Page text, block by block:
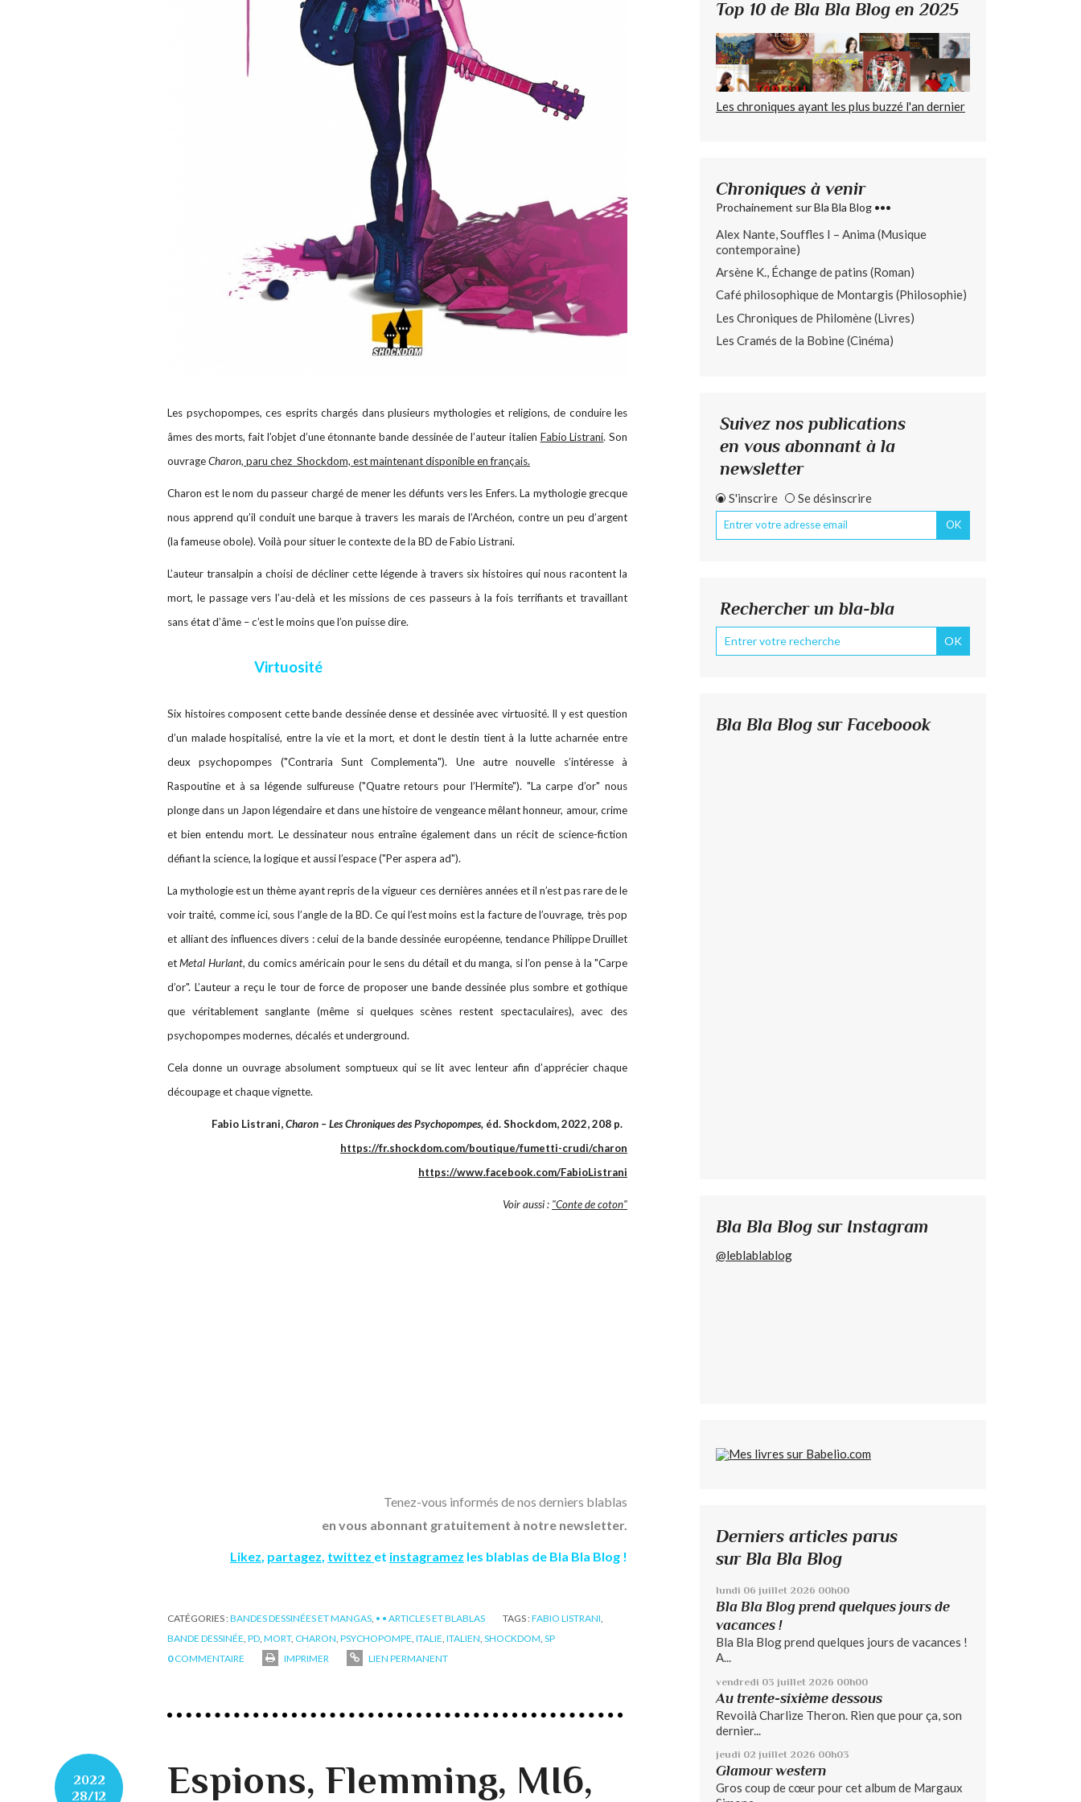
Les psychopompes, ces esprits chargés dans plusieurs mythologies et religions, de conduire les
âmes des morts, fait l’objet d’une étonnante bande dessinée de l’auteur italien Fabio Listrani. Son
ouvrageCharon, paru chez Shockdom, est maintenant disponible en français.
Charon est le nom du passeur chargé de mener les défunts vers les Enfers. La mythologie grecque
nous apprend qu’il conduit une barque à travers les marais de l’Archéon, contre un peu d’argent
(la fameuse obole). Voilà pour situer le contexte de la BD de Fabio Listrani.
L’auteur transalpin a choisi de décliner cette légende à travers six histoires qui nous racontent la
mort, le passage vers l’au-delà et les missions de ces passeurs à la fois terrifiants et travaillant
sans état d’âme – c’est le moins que l’on puisse dire.
Virtuosité
Six histoires composent cette bande dessinée dense et dessinée avec virtuosité. Il y est question
d’un malade hospitalisé, entre la vie et la mort, et dont le destin tient à la lutte acharnée entre
deux psychopompes ("Contraria Sunt Complementa"). Une autre nouvelle s’intéresse à
Raspoutine et à sa légende sulfureuse ("Quatre retours pour l’Hermite"). "La carpe d’or" nous
plonge dans un Japon légendaire et dans une histoire de vengeance mêlant honneur, amour, crime
et bien entendu mort. Le dessinateur nous entraîne également dans un récit de science-fiction
défiant la science, la logique et aussi l’espace ("Per aspera ad").
La mythologie est un thème ayant repris de la vigueur ces dernières années et il n’est pas rare de le
voir traité, comme ici, sous l’angle de la BD. Ce qui l’est moins est la facture de l’ouvrage, très pop
et alliant des influences divers : celui de la bande dessinée européenne, tendance Philippe Druillet
etMetal Hurlant, du comics américain pour le sens du détail et du manga, si l’on pense à la "Carpe
d’or". L’auteur a reçu le tour de force de proposer une bande dessinée plus sombre et gothique
que véritablement sanglante (même si quelques scènes restent spectaculaires), avec des
psychopompes modernes, décalés et underground.
Cela donne un ouvrage absolument somptueux qui se lit avec lenteur afin d’apprécier chaque
découpage et chaque vignette.
Fabio Listrani,Charon – Les Chroniques des Psychopompes, éd. Shockdom, 2022, 208 p.
https://fr.shockdom.com/boutique/fumetti-crudi/charon
https://www.facebook.com/FabioListrani
Voir aussi : "Conte de coton"
Tenez-vous informés de nos derniers blablas
en vous abonnant gratuitement à notre newsletter.
Likez, partagez, twittez et instagramez les blablas de Bla Bla Blog !
CATÉGORIES :BANDES DESSINÉES ET MANGAS, • • ARTICLES ET BLABLAS TAGS :FABIO LISTRANI,
BANDE DESSINÉE, PD, MORT, CHARON, PSYCHOPOMPE, ITALIE, ITALIEN, SHOCKDOM, SP
0 COMMENTAIRE IMPRIMER LIEN PERMANENT
2022
28/12
Espions, Flemming, MI6,
Top 10 de Bla Bla Blog en 2025
Les chroniques ayant les plus buzzé l'an dernier
Chroniques à venir
Prochainement sur Bla Bla Blog •••
Alex Nante, Souffles I – Anima (Musique
contemporaine)
Arsène K., Échange de patins (Roman)
Café philosophique de Montargis (Philosophie)
Les Chroniques de Philomène (Livres)
Les Cramés de la Bobine (Cinéma)
Suivez nos publications
en vous abonnant à la
newsletter
S'inscrire Se désinscrire
Rechercher un bla-bla
Bla Bla Blog sur Faceboook
Bla Bla Blog sur Instagram
@leblablablog
Derniers articles parus
sur Bla Bla Blog
lundi 06 juillet 2026 00h00
Bla Bla Blog prend quelques jours de
vacances !
Bla Bla Blog prend quelques jours de vacances !
A...
vendredi 03 juillet 2026 00h00
Au trente-sixième dessous
Revoilà Charlize Theron. Rien que pour ça, son
dernier...
jeudi 02 juillet 2026 00h03
Glamour western
Gros coup de cœur pour cet album de Margaux